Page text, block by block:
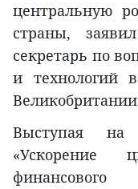
центральную
страны,
секретарь по
и технологий
Выступая
«Ускорение